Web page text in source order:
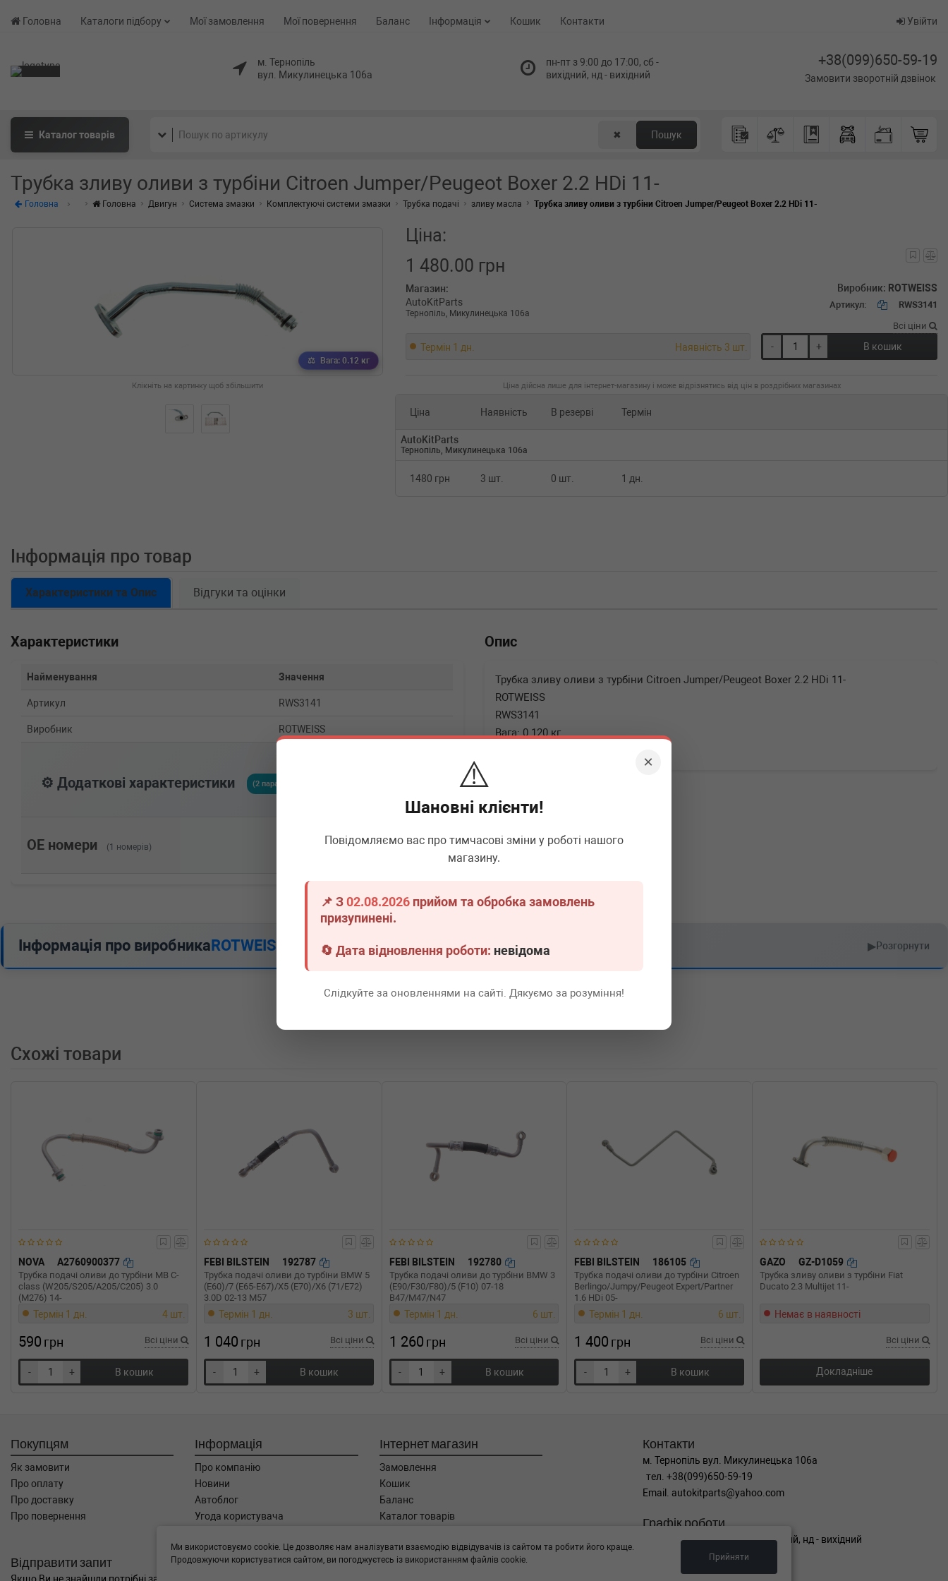
×
⚠️
Шановні клієнти!
Повідомляємо вас про тимчасові зміни у роботі нашого
магазину.
📌 З02.08.2026 прийом та обробка замовлень
призупинені.
🔄 Дата відновлення роботи: невідома
Слідкуйте за оновленнями на сайті. Дякуємо за розуміння!
Головна Каталоги підбору Мої замовлення Мої повернення Баланс Інформація Кошик Контакти Увійти
м. Тернопіль
вул. Микулинецька 106а
пн-пт з 9:00 до 17:00, сб -
вихідний, нд - вихідний
+38(099)650-59-19
Замовити зворотній дзвінок
Каталогтоварів ✖ Пошук
Трубка зливу оливи з турбіни Citroen Jumper/Peugeot Boxer 2.2 HDi 11-
Головна Головна Двигун Система змазки Комплектуючі системи змазки Трубка подачі зливу масла Трубка зливу оливи з турбіни Citroen Jumper/Peugeot Boxer 2.2 HDi 11-
Вага: 0.12 кг
Клікніть на картинку щоб збільшити
Ціна:
1 480.00 грн
Магазин:
AutoKitParts
Тернопіль, Микулинецька 106а
Виробник: ROTWEISS
Артикул: RWS3141
Всі ціни
Термін 1 дн. Наявність 3 шт. - + В кошик
Ціна дійсна лише для інтернет-магазину і може відрізнятись від цін в роздрібних магазинах
Ціна Наявність В резерві Термін
AutoKitParts
Тернопіль, Микулинецька 106а
1480 грн 3 шт. 0 шт. 1 дн.
Інформація про товар
Характеристики та Опис Відгуки та оцінки
Характеристики
Найменування Значення
Артикул RWS3141
Виробник ROTWEISS
⚙️ Додаткові характеристики (2 параметрів)
OE номери (1 номерів) ▶
Розгорнути
Опис
Трубка зливу оливи з турбіни Citroen Jumper/Peugeot Boxer 2.2 HDi 11-
ROTWEISS
RWS3141
Вага: 0.120 кг
Інформація про виробникаROTWEISS ▶Розгорнути
Схожі товари
NOVA A2760900377
Трубка подачі оливи до турбіни MB C-
class (W205/S205/A205/C205) 3.0
(M276) 14-
Термін 1 дн. 4 шт.
590 грн Всі ціни
- + В кошик
FEBI BILSTEIN 192787
Трубка подачі оливи до турбіни BMW 5
(E60)/7 (E65-E67)/X5 (E70)/X6 (71/E72)
3.0D 02-13 M57
Термін 1 дн. 3 шт.
1 040 грн Всі ціни
- + В кошик
FEBI BILSTEIN 192780
Трубка подачі оливи до турбіни BMW 3
(E90/F30/F80)/5 (F10) 07-18
B47/M47/N47
Термін 1 дн. 6 шт.
1 260 грн Всі ціни
- + В кошик
FEBI BILSTEIN 186105
Трубка подачі оливи до турбіни Citroen
Berlingo/Jumpy/Peugeot Expert/Partner
1.6 HDi 05-
Термін 1 дн. 6 шт.
1 400 грн Всі ціни
- + В кошик
GAZO GZ-D1059
Трубка зливу оливи з турбіни Fiat
Ducato 2.3 Multijet 11-
Немає в наявності
Всі ціни
Докладніше
Покупцям
Як замовити
Про оплату
Про доставку
Про повернення
Інформація
Про компанію
Новини
Автоблог
Угода користувача
Інтернет магазин
Замовлення
Кошик
Баланс
Каталог товарів
Відправити запит
Контакти
м. Тернопіль вул. Микулинецька 106а
тел. +38(099)650-59-19
Email. autokitparts@yahoo.com
Графік роботи
пн-пт з 9:00 до 17:00, сб - вихідний, нд - вихідний
Можна розраховуватися
Ми використовуємо cookie. Це дозволяє нам аналізувати взаємодію відвідувачів із сайтом та робити його краще.
Продовжуючи користуватися сайтом, ви погоджуєтесь із використанням файлів cookie.
Прийняти